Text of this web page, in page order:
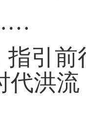
指引
代洪